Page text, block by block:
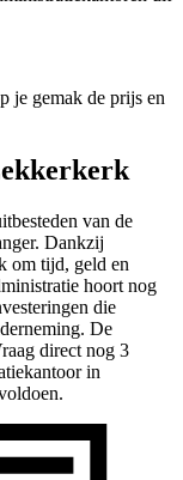
je gemak de prijs en
van de
Dankzij
om tijd, geld en
hoort nog
die
De
direct nog 3
in